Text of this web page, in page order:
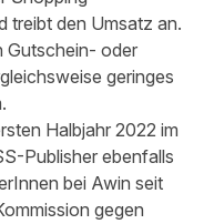
treibt den Umsatz an.
Gutschein- oder
geringes
Halbjahr 2022 im
Publisher ebenfalls
bei Awin seit
gegen